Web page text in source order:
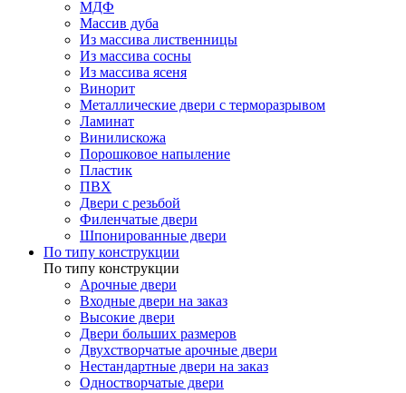
МДФ
Массив дуба
Из массива лиственницы
Из массива сосны
Из массива ясеня
Винорит
Металлические двери с терморазрывом
Ламинат
Винилискожа
Порошковое напыление
Пластик
ПВХ
Двери с резьбой
Филенчатые двери
Шпонированные двери
По типу конструкции
По типу конструкции
Арочные двери
Входные двери на заказ
Высокие двери
Двери больших размеров
Двухстворчатые арочные двери
Нестандартные двери на заказ
Одностворчатые двери